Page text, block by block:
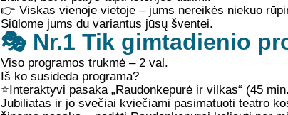
👉 Viskas vienoje vietoje – jums nereikės niekuo
Siūlome jums du variantus jūsų šventei.
🎭 Nr.1 Tik gimtadienio
Viso programos trukmė–2 val.
Iš ko susideda programa?
⭐Interaktyvi pasaka „Raudonkepurė ir vilkas“ (45
Jubiliatas ir jo svečiai kviečiami pasimatuoti teatro